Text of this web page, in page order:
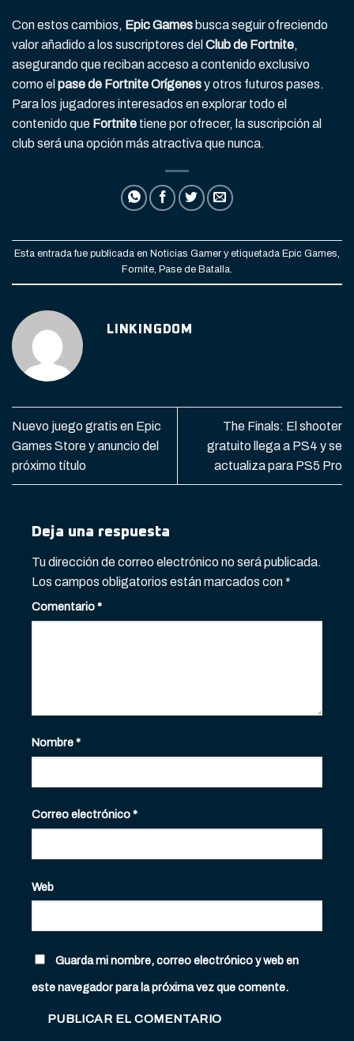
Con estos cambios, Epic Games busca seguir ofreciendo
valor añadido a los suscriptores del Club de Fortnite,
asegurando que reciban acceso a contenido exclusivo
como el pase de Fortnite Orígenesy otros futuros pases.
Para los jugadores interesados en explorar todo el
contenido que Fortnite tiene por ofrecer, la suscripción al
club será una opción más atractiva que nunca.
Esta entrada fue publicada en Noticias Gamer y etiquetada Epic Games,
Fornite, Pase de Batalla.
LINKINGDOM
Nuevo juego gratis en Epic
Games Store y anuncio del
próximo título
The Finals: El shooter
gratuito llega a PS4 y se
actualiza para PS5 Pro
Deja una respuesta
Tu dirección de correo electrónico no será publicada.
Los campos obligatorios están marcados con*
Comentario*
Nombre*
Correo electrónico*
Web
Guarda mi nombre, correo electrónico y web en
este navegador para la próxima vez que comente.